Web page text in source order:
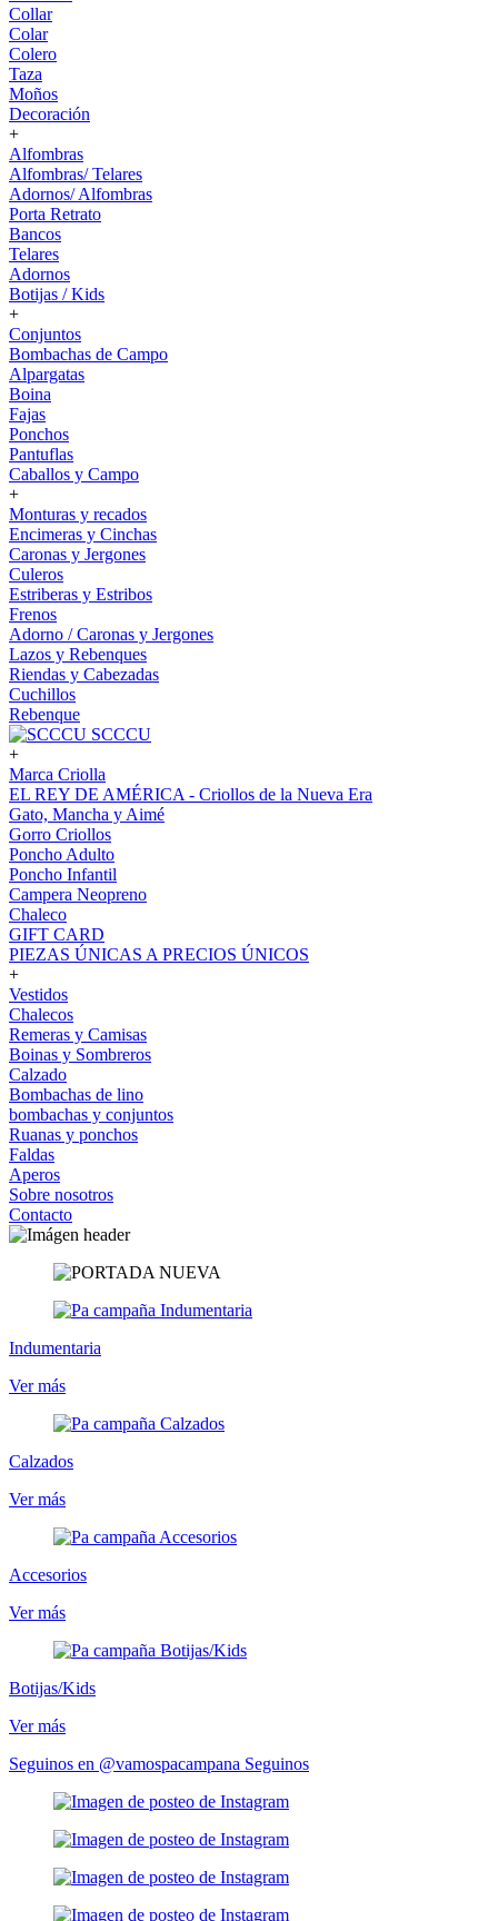
Collar
Colar
Colero
Taza
Moños
Decoración
+
Alfombras
Alfombras/ Telares
Adornos/ Alfombras
Porta Retrato
Bancos
Telares
Adornos
Botijas / Kids
+
Conjuntos
Bombachas de Campo
Alpargatas
Boina
Fajas
Ponchos
Pantuflas
Caballos y Campo
+
Monturas y recados
Encimeras y Cinchas
Caronas y Jergones
Culeros
Estriberas y Estribos
Frenos
Adorno / Caronas y Jergones
Lazos y Rebenques
Riendas y Cabezadas
Cuchillos
Rebenque
SCCCU
+
Marca Criolla
EL REY DE AMÉRICA - Criollos de la Nueva Era
Gato, Mancha y Aimé
Gorro Criollos
Poncho Adulto
Poncho Infantil
Campera Neopreno
Chaleco
GIFT CARD
PIEZAS ÚNICAS A PRECIOS ÚNICOS
+
Vestidos
Chalecos
Remeras y Camisas
Boinas y Sombreros
Calzado
Bombachas de lino
bombachas y conjuntos
Ruanas y ponchos
Faldas
Aperos
Sobre nosotros
Contacto
Indumentaria
Ver más
Calzados
Ver más
Accesorios
Ver más
Botijas/Kids
Ver más
Seguinos en @vamospacampana Seguinos